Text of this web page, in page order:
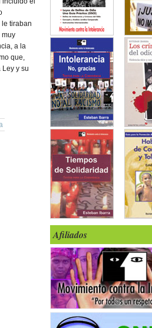
tiraban
muy
a la
que,
y su
Afiliados